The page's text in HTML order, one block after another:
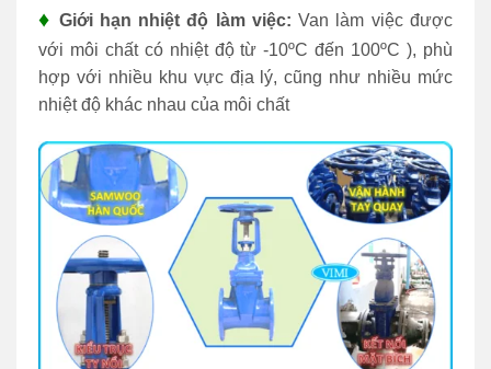
♦ Giới hạn nhiệt độ làm việc: Van làm việc được
với môi chất có nhiệt độ từ -10ºC đến 100ºC ), phù
hợp với nhiều khu vực địa lý, cũng như nhiều mức
nhiệt độ khác nhau của môi chất